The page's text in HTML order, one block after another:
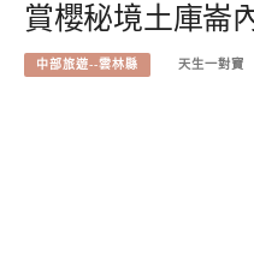
賞櫻秘境土庫崙
中部旅遊--雲林縣 天生一對寶